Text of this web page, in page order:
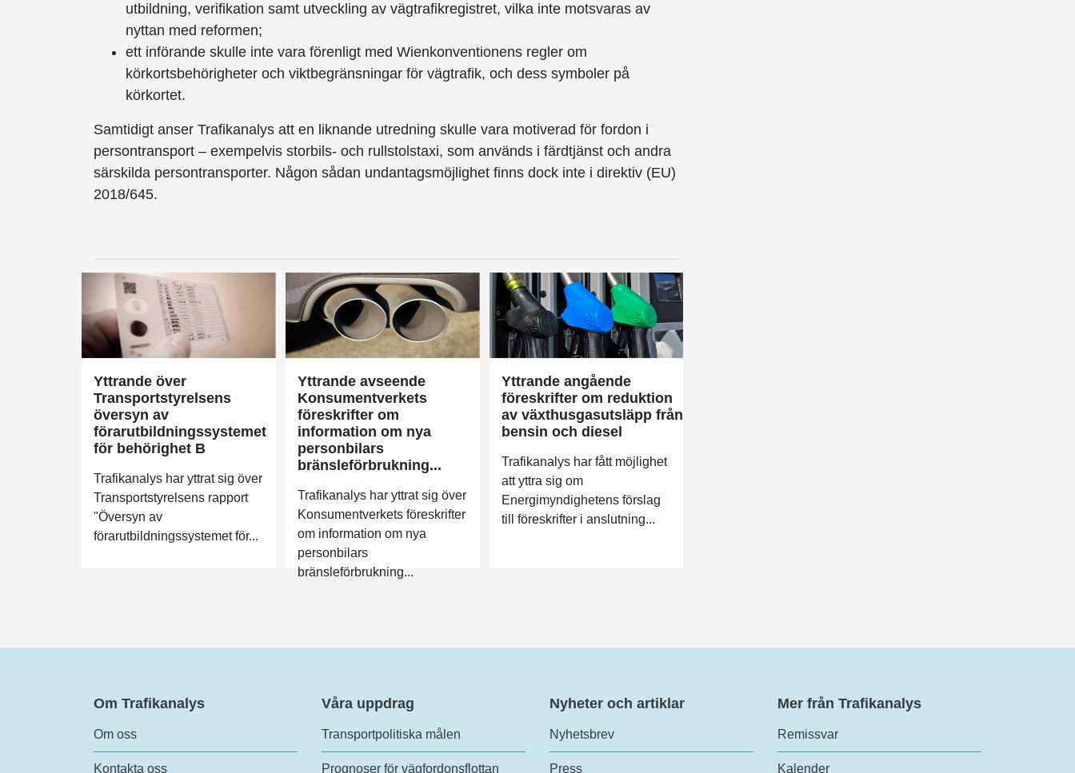
utbildning, verifikation samt utveckling av vägtrafik­registret, vilka inte motsvaras av
nyttan med reformen;
ett införande skulle inte vara förenligt med Wienkonventionens regler om
körkortsbehörigheter och viktbegränsningar för vägtrafik, och dess symboler på
körkortet.
Samtidigt anser Trafikanalys att en liknande utredning skulle vara motiverad för fordon i
person­transport – exempelvis storbils- och rullstolstaxi, som används i färdtjänst och andra
särskilda persontransporter. Någon sådan undantags­möj­lig­het finns dock inte i direktiv (EU)
2018/645.
Yttrande över
Transportstyrelsens
översyn av
förarutbildningssystemet
för behörighet B
Trafikanalys har yttrat sig över
Transportstyrelsens rapport
"Översyn av
förarutbildningssystemet för...
Yttrande avseende
Konsumentverkets
föreskrifter om
information om nya
personbilars
bränsleförbrukning...
Trafikanalys har yttrat sig över
Konsumentverkets föreskrifter
om information om nya
personbilars
bränsleförbrukning...
Yttrande angående
föreskrifter om reduktion
av växthusgasutsläpp från
bensin och diesel
Trafikanalys har fått möjlighet
att yttra sig om
Energimyndighetens förslag
till föreskrifter i anslutning...
Om Trafikanalys
Om oss
Kontakta oss
Våra uppdrag
Transportpolitiska målen
Prognoser för vägfordonsflottan
Nyheter och artiklar
Nyhetsbrev
Press
Mer från Trafikanalys
Remissvar
Kalender